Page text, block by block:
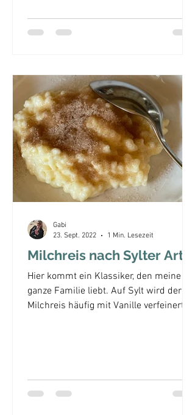
Milchreis nach Sylter Art
Hier kommt ein Klassiker, den meine
ganze Familie liebt. Auf Sylt wird der
Milchreis häufig mit Vanille verfeinert.
Gabi
23. Sept. 2022
1 Min. Lesezeit